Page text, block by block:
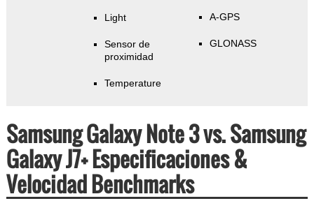
Light
Sensor de
proximidad
Temperature
A-GPS
GLONASS
Samsung Galaxy Note 3 vs. Samsung
Galaxy J7+ Especificaciones &
Velocidad Benchmarks